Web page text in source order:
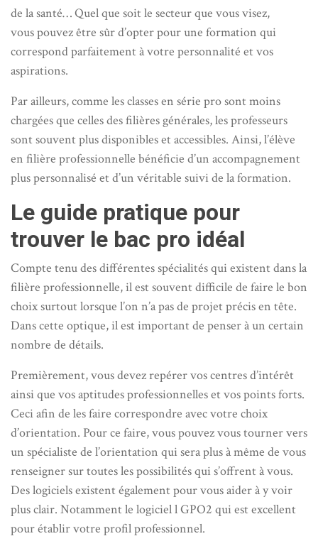
de la santé… Quel que soit le secteur que vous visez,
vous pouvez être sûr d’opter pour une formation qui
correspond parfaitement à votre personnalité et vos
aspirations.
Par ailleurs, comme les classes en série pro sont moins
chargées que celles des filières générales, les professeurs
sont souvent plus disponibles et accessibles. Ainsi, l’élève
en filière professionnelle bénéficie d’un accompagnement
plus personnalisé et d’un véritable suivi de la formation.
Le guide pratique pour
trouver le bac pro idéal
Compte tenu des différentes spécialités qui existent dans la
filière professionnelle, il est souvent difficile de faire le bon
choix surtout lorsque l’on n’a pas de projet précis en tête.
Dans cette optique, il est important de penser à un certain
nombre de détails.
Premièrement, vous devez repérer vos centres d’intérêt
ainsi que vos aptitudes professionnelles et vos points forts.
Ceci afin de les faire correspondre avec votre choix
d’orientation. Pour ce faire, vous pouvez vous tourner vers
un spécialiste de l’orientation qui sera plus à même de vous
renseigner sur toutes les possibilités qui s’offrent à vous.
Des logiciels existent également pour vous aider à y voir
plus clair. Notamment le logiciel l GPO2 qui est excellent
pour établir votre profil professionnel.